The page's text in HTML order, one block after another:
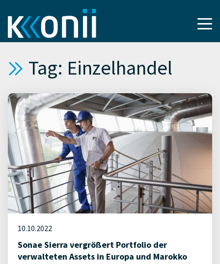
Tag: Einzelhandel
10.10.2022
Sonae Sierra vergrößert Portfolio der
verwalteten Assets in Europa und Marokko